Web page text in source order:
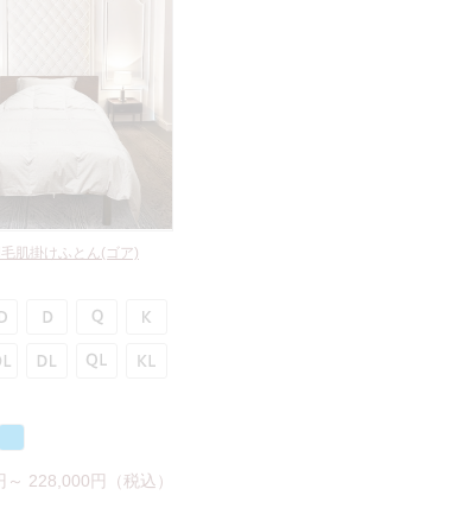
肌掛けふとん(ゴア)
～ 228,000円（税込）